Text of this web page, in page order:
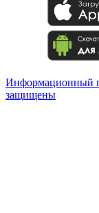
Информационный
защищены